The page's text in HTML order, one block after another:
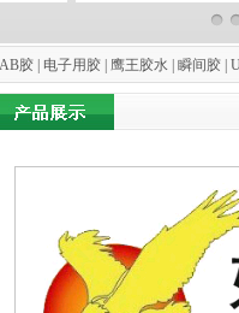
胶 | 电子用胶 | 鹰王胶水 | 瞬间胶 |